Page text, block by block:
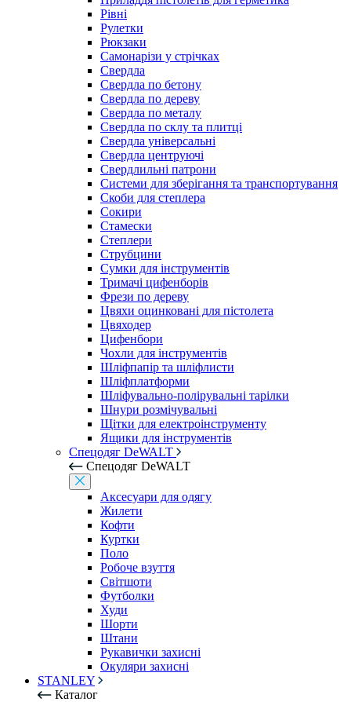
Рівні
Рулетки
Рюкзаки
Самонарізи у стрічках
Свердла
Свердла по бетону
Свердла по дереву
Свердла по металу
Свердла по склу та плитці
Свердла універсальні
Свердла центруючі
Свердлильні патрони
Системи для зберігання та транспортування
Скоби для степлера
Сокири
Стамески
Степлери
Струбцини
Сумки для інструментів
Тримачі цифенборів
Фрези по дереву
Цвяхи оцинковані для пістолета
Цвяходер
Цифенбори
Чохли для інструментів
Шліфпапір та шліфлисти
Шліфплатформи
Шліфувально-полірувальні тарілки
Шнури розмічувальні
Щітки для електроінструменту
Ящики для інструментів
Спецодяг DeWALT
Спецодяг DeWALT
Аксесуари для одягу
Жилети
Кофти
Куртки
Поло
Робоче взуття
Світшоти
Футболки
Худи
Шорти
Штани
Рукавички захисні
Окуляри захисні
STANLEY
Каталог